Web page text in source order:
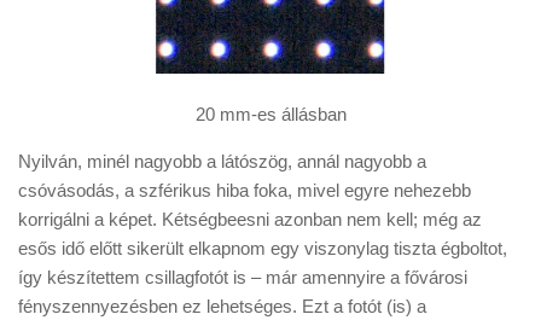
20 mm-es állásban
Nyilván, minél nagyobb a látószög, annál nagyobb a
csóvásodás, a szférikus hiba foka, mivel egyre nehezebb
korrigálni a képet. Kétségbeesni azonban nem kell; még az
esős idő előtt sikerült elkapnom egy viszonylag tiszta égboltot,
így készítettem csillagfotót is – már amennyire a fővárosi
fényszennyezésben ez lehetséges. Ezt a fotót (is) a